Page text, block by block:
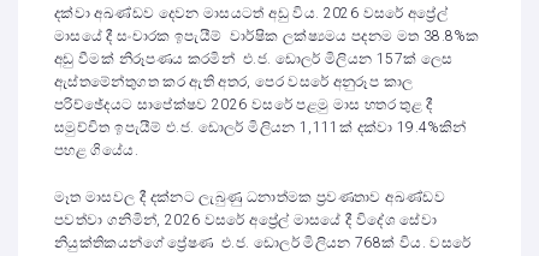
දක්වා අඛණ්ඩව දෙවන මාසයටත් අඩු විය. 2026 වසරේ අප්‍රේල්
මාසයේ දී සංචාරක ඉපැයීම් වාර්ෂික ලක්ෂ්‍යමය පදනම මත 38.8%ක
අඩු වීමක් නිරූපණය කරමින් එ.ජ. ඩොලර් මිලියන 157ක් ලෙස
ඇස්තමේන්තුගත කර ඇති අතර, පෙර වසරේ අනුරූප කාල
පරිච්ඡේදයට සාපේක්ෂව 2026 වසරේ පළමු මාස හතර තුළ දී
සමුච්චිත ඉපැයීම් එ.ජ. ඩොලර් මිලියන 1,111ක් දක්වා 19.4%කින්
පහළ ගියේය.
මෑත මාසවල දී දක්නට ලැබුණු ධනාත්මක ප්‍රවණතාව අඛණ්ඩව
පවත්වා ගනිමින්, 2026 වසරේ අප්‍රේල් මාසයේ දී විදේශ සේවා
නියුක්තිකයන්ගේ ප්‍රේෂණ එ.ජ. ඩොලර් මිලියන 768ක් විය. වසරේ